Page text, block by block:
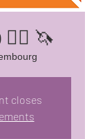
🏳️‍🌈 🦄
closes